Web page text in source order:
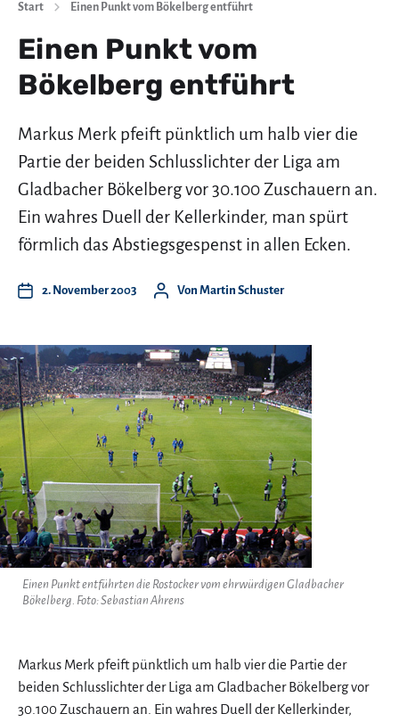
Start Einen Punkt vom Bökelberg entführt
Einen Punkt vom
Bökelberg entführt
Markus Merk pfeift pünktlich um halb vier die
Partie der beiden Schlusslichter der Liga am
Gladbacher Bökelberg vor 30.100 Zuschauern an.
Ein wahres Duell der Kellerkinder, man spürt
förmlich das Abstiegsgespenst in allen Ecken.
2. November 2003 Von Martin Schuster
Einen Punkt entführten die Rostocker vom ehrwürdigen Gladbacher
Bökelberg. Foto: Sebastian Ahrens
Markus Merk pfeift pünktlich um halb vier die Partie der
beiden Schlusslichter der Liga am Gladbacher Bökelberg vor
30.100 Zuschauern an. Ein wahres Duell der Kellerkinder,